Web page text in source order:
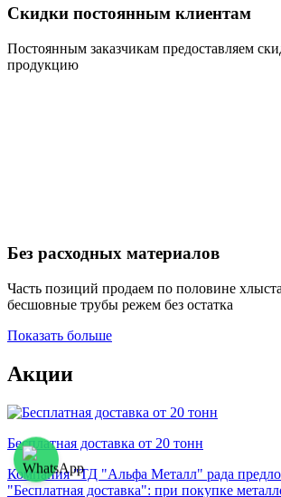
Скидки постоянным клиентам
Постоянным заказчикам предоставляем
продукцию
Без расходных материалов
Часть позиций продаем по половине
бесшовные трубы режем без остатка
Показать больше
Акции
Бесплатная доставка от 20 тонн
Компания "ТД "Альфа Металл" рада
"Бесплатная доставка": при покупке